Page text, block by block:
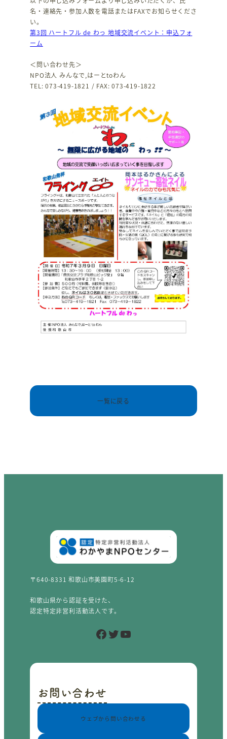
名・連絡先・参加人数を電話またはFAXでお知らせくださ
い。
第3回 ハートフル de わっ 地域交流イベント：申込フォ
ーム
＜問い合わせ先＞
NPO法人 みんなで,はーとtoわん
TEL: 073-419-1821 / FAX: 073-419-1822
一覧に戻る
〒640-8331 和歌山市美園町5-6-12
和歌山県から認証を受けた、
認定特定非営利活動法人です。
Facebook Twitter YouTube
お問い合わせ
ウェブから問い合わせる